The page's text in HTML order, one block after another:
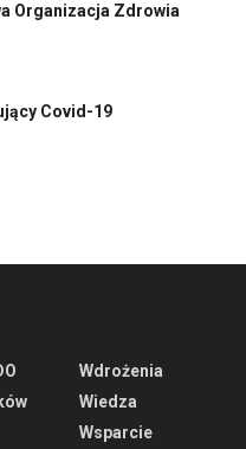
Organizacja Zdrowia
Covid-19
Wdrożenia
Wiedza
Wsparcie